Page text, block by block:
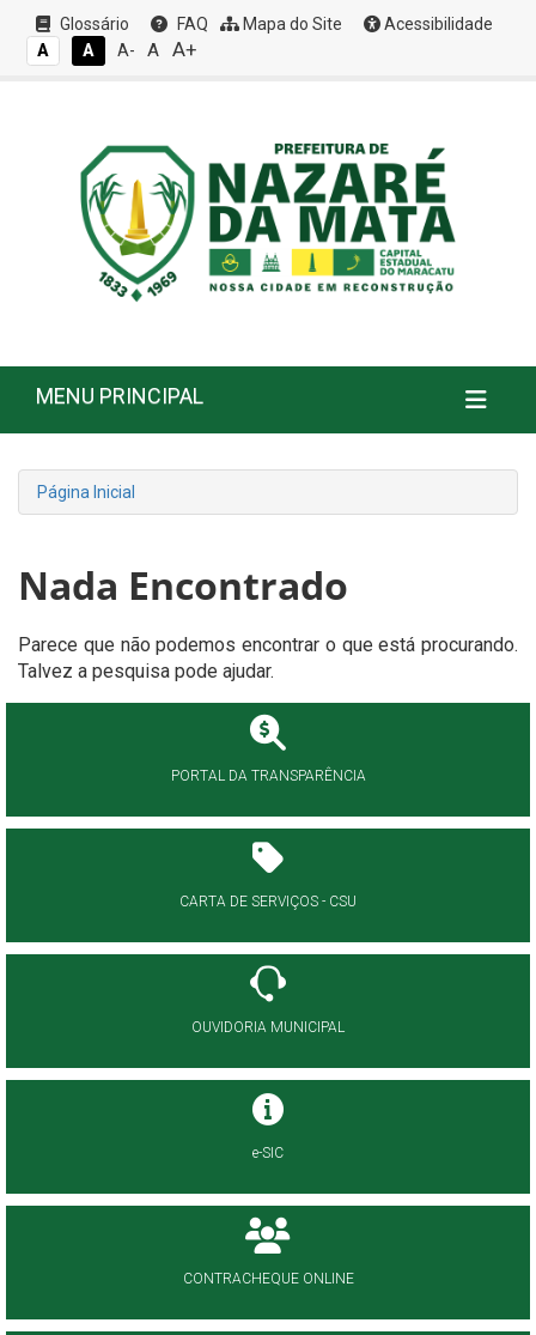
Glossário FAQ Mapa do Site
Acessibilidade
A
A A- A A+
MENU PRINCIPAL
Página Inicial
Nada Encontrado
Parece que não podemos encontrar o que está procurando.
Talvez a pesquisa pode ajudar.
PORTAL DA TRANSPARÊNCIA
CARTA DE SERVIÇOS - CSU
OUVIDORIA MUNICIPAL
e-SIC
CONTRACHEQUE ONLINE